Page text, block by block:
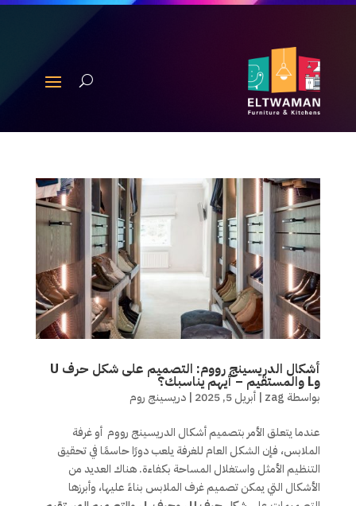
أشكال الدريسينج رووم: التصميم على شكل حرف U
وL والمستقيم – أيهم يناسبك؟
بواسطة zag
| أبريل 5, 2025 | دريسينج روم
عندما يتعلق الأمر بتصميم أشكال الدريسينج رووم أو غرفة
الملابس، فإن الشكل العام للغرفة يلعب دورًا حاسمًا في تحقيق
التنظيم الأمثل واستغلال المساحة بكفاءة. هناك العديد من
الأشكال التي يمكن تصميم غرف الملابس بناءً عليها، وأبرزها